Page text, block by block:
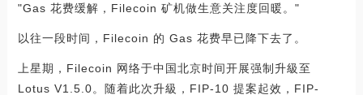
"Gas 花费缓解，Filecoin 矿机做生意关注度回暖。"
以往一段时间，Filecoin 的 Gas 花费早已降下去了。
上星期，Filecoin 网络于中国北京时间开展强制升級至
Lotus V1.5.0。随着此次升級，FIP-10 提案起效，FIP-